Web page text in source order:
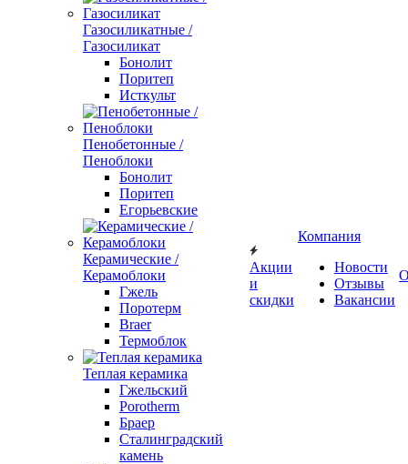
Газосиликатные /
Газосиликат
Бонолит
Поритеп
Исткульт
Пенобетонные /
Пеноблоки
Бонолит
Поритеп
Егорьевские
Керамические /
Керамоблоки
Гжель
Поротерм
Braer
Термоблок
Теплая керамика
Гжельский
Porotherm
Браер
Сталинградский
камень
Акции
и
скидки
Компания
Новости
Отзывы
Вакансии